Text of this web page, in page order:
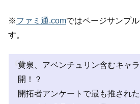
※ファミ通.comではページサンプ
す。
黄泉、アベンチュリン含むキャ
開！？
開拓者アンケートで最も推され